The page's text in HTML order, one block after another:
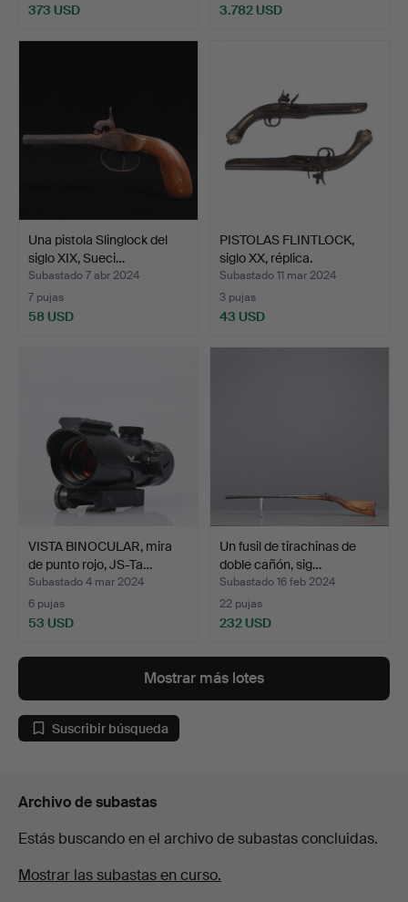
373 USD 3.782 USD
Una pistola Slinglock del
siglo XIX, Sueci…
Subastado 7 abr 2024
7 pujas
58 USD
PISTOLAS FLINTLOCK,
siglo XX, réplica.
Subastado 11 mar 2024
3 pujas
43 USD
VISTA BINOCULAR, mira
de punto rojo, JS-Ta…
Subastado 4 mar 2024
6 pujas
53 USD
Un fusil de tirachinas de
doble cañón, sig…
Subastado 16 feb 2024
22 pujas
232 USD
Mostrar más lotes
Suscribir búsqueda
Archivo de subastas
Estás buscando en el archivo de subastas concluidas.
Mostrar las subastas en curso.